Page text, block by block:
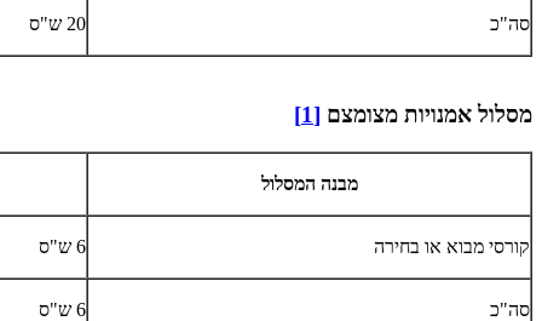
סה"כ 20 ש"ס
מסלול אמנויות מצומצם [1]
​מבנה המסלול
קורסי מבוא או בחירה 6 ש"ס
סה"כ 6 ש"ס